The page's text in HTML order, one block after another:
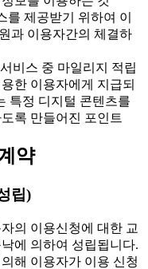
제공받기 위하여 이
과 이용자간의 체결하
비스 중 마일리지 적립
한 이용자에게 지급되
특정 디지털 콘텐츠를
록 만들어진 포인트
약
립)
의 이용신청에 대한 교
에 의하여 성립됩니다.
해 이용자가 이용 신청